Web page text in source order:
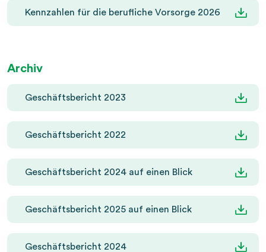
Kennzahlen für die berufliche Vorsorge 2026
Archiv
Geschäftsbericht 2023
Geschäftsbericht 2022
Geschäftsbericht 2024 auf einen Blick
Geschäftsbericht 2025 auf einen Blick
Geschäftsbericht 2024